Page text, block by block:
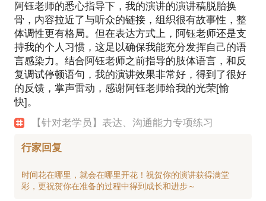
阿钰老师的悉心指导下，我的演讲的演讲稿脱胎换
骨，内容拉近了与听众的链接，组织很有故事性，整
体调性更有格局。但在表达方式上，阿钰老师还是支
持我的个人习惯，这足以确保我能充分发挥自己的语
言感染力。结合阿钰老师之前指导的肢体语言，和反
复调试停顿语句，我的演讲效果非常好，得到了很好
的反馈，掌声雷动，感谢阿钰老师给我的光荣[愉
快]。
【针对老学员】表达、沟通能力专项练习
行家回复
时间花在哪里，就会在哪里开花！祝贺你的演讲获得满堂